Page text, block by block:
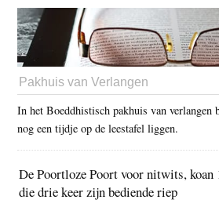
Pakhuis van Verlangen
In het Boeddhistisch pakhuis van verlangen
nog een tijdje op de leestafel liggen.
De Poortloze Poort voor nitwits, koan
die drie keer zijn bediende riep